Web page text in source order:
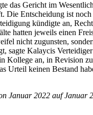
das Gericht im
Die Entscheidung ist
kündigte an,
hatten jeweils einen
nicht zugunsten,
sagte Kalaycis
Kollege an, in Revision
Urteil keinen Bestand
Januar 2022 auf Januar